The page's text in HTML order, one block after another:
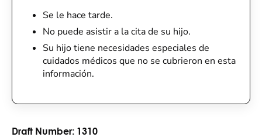
Se le hace tarde.
No puede asistir a la cita de su hijo.
Su hijo tiene necesidades especiales de
cuidados médicos que no se cubrieron en esta
información.
Draft Number: 1310